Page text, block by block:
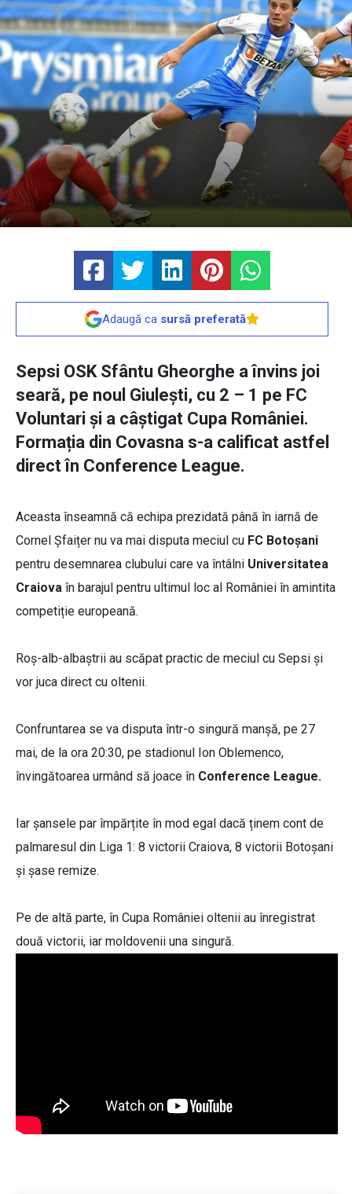
Adaugă ca sursă preferată
Sepsi OSK Sfântu Gheorghe a învins joi
seară, pe noul Giulești, cu 2 – 1 pe FC
Voluntari și a câștigat Cupa României.
Formația din Covasna s-a calificat astfel
direct în Conference League.
Aceasta înseamnă că echipa prezidată până în iarnă de
Cornel Șfaițer nu va mai disputa meciul cu FC Botoșani
pentru desemnarea clubului care va întâlni Universitatea
Craiova în barajul pentru ultimul loc al României în amintita
competiție europeană.
Roș-alb-albaștrii au scăpat practic de meciul cu Sepsi și
vor juca direct cu oltenii.
Confruntarea se va disputa într-o singură manșă, pe 27
mai, de la ora 20:30, pe stadionul Ion Oblemenco,
învingătoarea urmând să joace în Conference League.
Iar șansele par împărțite în mod egal dacă ținem cont de
palmaresul din Liga 1: 8 victorii Craiova, 8 victorii Botoșani
și șase remize.
Pe de altă parte, în Cupa României oltenii au înregistrat
două victorii, iar moldovenii una singură.